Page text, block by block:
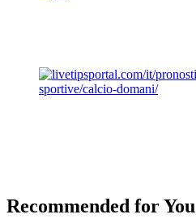
Recommended for You